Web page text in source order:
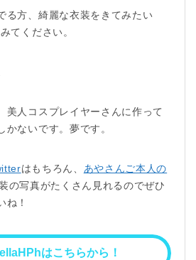
る方、綺麗な衣装をきてみたい
てください。
美人コスプレイヤーさんに作って
かないです。夢です。
はもちろん、 あやさんご本人の
の写真がたくさん見れるのでぜひ
ね！
はこちらから！